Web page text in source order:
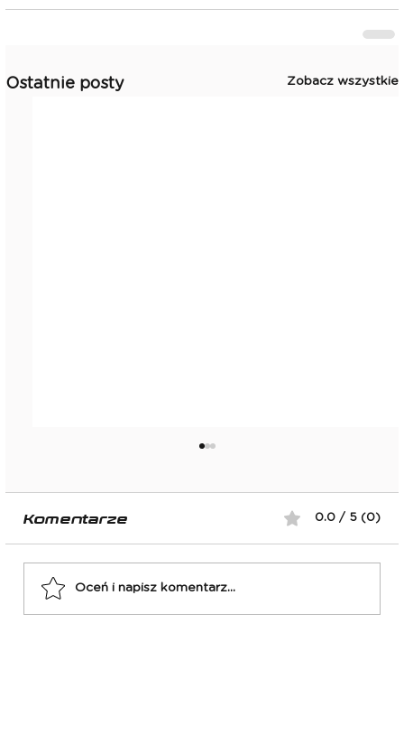
Ostatnie posty Zobacz wszystkie
Komentarze 0.0 / 5 (0)
Oceń i napisz komentarz...